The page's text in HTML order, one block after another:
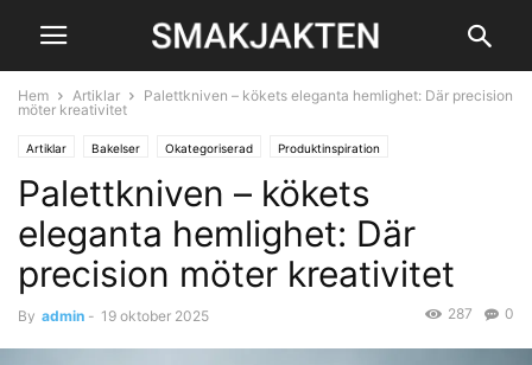
Hem Artiklar
Palettkniven – kökets eleganta hemlighet: Där precision
möter kreativitet
Artiklar Bakelser Okategoriserad Produktinspiration
Palettkniven – kökets
eleganta hemlighet: Där
precision möter kreativitet
By admin - 19 oktober 2025 0
287